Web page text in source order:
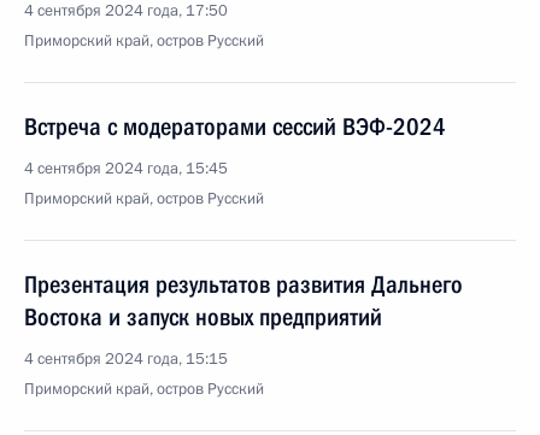
4 сентября 2024 года, 17:50
Приморский край, остров Русский
Встреча с модераторами сессий ВЭФ-2024
4 сентября 2024 года, 15:45
Приморский край, остров Русский
Презентация результатов развития Дальнего
Востока и запуск новых предприятий
4 сентября 2024 года, 15:15
Приморский край, остров Русский